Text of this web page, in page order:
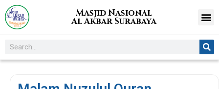
Masjid Nasional
Al Akbar Surabaya